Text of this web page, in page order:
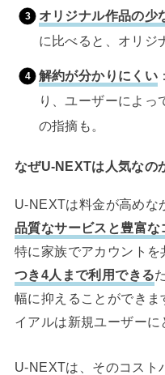
オリジナル作品の少
に比べると、オリジ
解約が分かりにくい
り、ユーザーによっ
の指摘も。
なぜU-NEXTは人気なの
U-NEXTは料金が高めな
品質なサービスと豊富な
特に家族でアカウントを
つき4人まで利用できる
幅に抑えることができ
イアルは新規ユーザーに
U-NEXTは、そのコスト